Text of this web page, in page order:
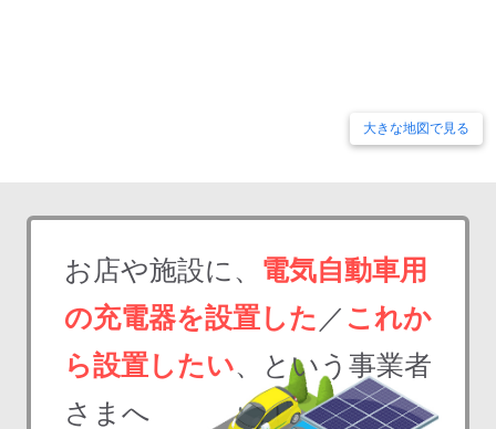
大きな地図で見る
お店や施設に、 電気自動車用
の充電器を設置した ／ これか
ら設置したい、という事業者
さまへ